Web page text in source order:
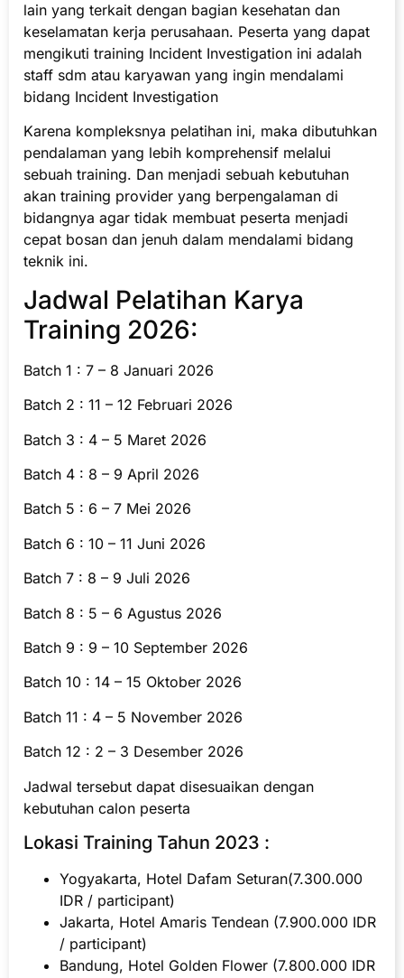
lain yang terkait dengan bagian kesehatan dan
keselamatan kerja perusahaan. Peserta yang dapat
mengikuti training Incident Investigation ini adalah
staff sdm atau karyawan yang ingin mendalami
bidang Incident Investigation
Karena kompleksnya pelatihan ini, maka dibutuhkan
pendalaman yang lebih komprehensif melalui
sebuah training. Dan menjadi sebuah kebutuhan
akan training provider yang berpengalaman di
bidangnya agar tidak membuat peserta menjadi
cepat bosan dan jenuh dalam mendalami bidang
teknik ini.
Jadwal Pelatihan Karya
Training 2026:
Batch 1 : 7 – 8 Januari 2026
Batch 2 : 11 – 12 Februari 2026
Batch 3 : 4 – 5 Maret 2026
Batch 4 : 8 – 9 April 2026
Batch 5 : 6 – 7 Mei 2026
Batch 6 : 10 – 11 Juni 2026
Batch 7 : 8 – 9 Juli 2026
Batch 8 : 5 – 6 Agustus 2026
Batch 9 : 9 – 10 September 2026
Batch 10 : 14 – 15 Oktober 2026
Batch 11 : 4 – 5 November 2026
Batch 12 : 2 – 3 Desember 2026
Jadwal tersebut dapat disesuaikan dengan
kebutuhan calon peserta
Lokasi Training Tahun 2023 :
Yogyakarta, Hotel Dafam Seturan(7.300.000
IDR / participant)
Jakarta, Hotel Amaris Tendean (7.900.000 IDR
/ participant)
Bandung, Hotel Golden Flower (7.800.000 IDR